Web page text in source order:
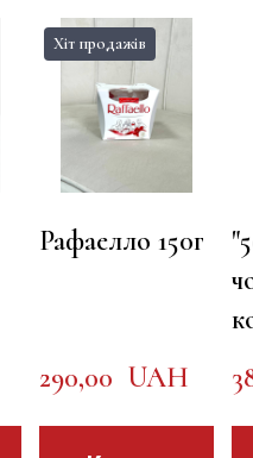
Хіт продажів
Рафаелло 150г
290,00  UAH